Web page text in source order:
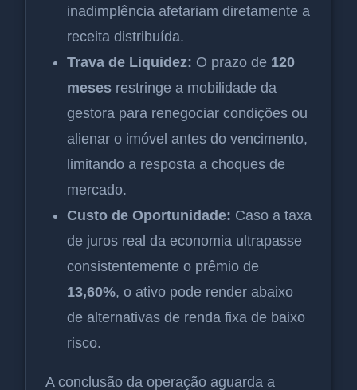
inadimplência afetariam diretamente a
receita distribuída.
Trava de Liquidez: O prazo de 120
meses restringe a mobilidade da
gestora para renegociar condições ou
alienar o imóvel antes do vencimento,
limitando a resposta a choques de
mercado.
Custo de Oportunidade: Caso a taxa
de juros real da economia ultrapasse
consistentemente o prêmio de
13,60%, o ativo pode render abaixo
de alternativas de renda fixa de baixo
risco.
A conclusão da operação aguarda a